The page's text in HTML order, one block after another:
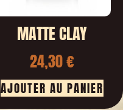
MATTE CLAY
24,30€
AJOUTER AU PANIER